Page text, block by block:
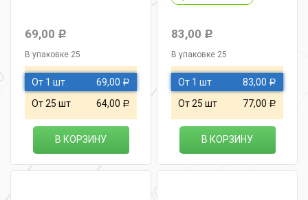
69,00 Р
В упаковке 25
От 1 шт 69,00 Р
От 25 шт 64,00 Р
В КОРЗИНУ
83,00 Р
В упаковке 25
От 1 шт 83,00 Р
От 25 шт 77,00 Р
В КОРЗИНУ